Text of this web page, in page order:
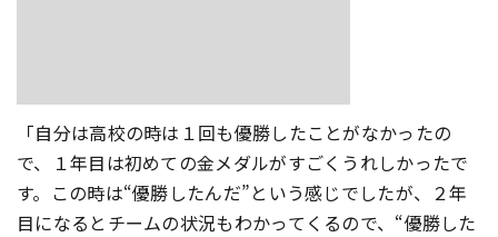
「自分は高校の時は１回も優勝したことがなかったの
で、１年目は初めての金メダルがすごくうれしかったで
す。この時は“優勝したんだ”という感じでしたが、２年
目になるとチームの状況もわかってくるので、“優勝した